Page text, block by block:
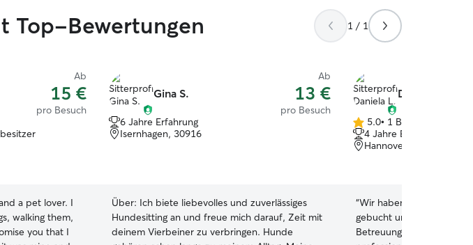
Top-Bewertungen 1 / 1
Ab
15 €
pro Besuch
a pet lover. I
walking them,
you that I
Gina S.
Ab
13 €
pro Besuch
6 Jahre Erfahrung
Isernhagen, 30916
Über: Ich biete liebevolles und zuverlässiges
Hundesitting an und freue mich darauf, Zeit mit
deinem Vierbeiner zu verbringen. Hunde
Daniela L.
5.0
von
5
5.0• 1 Bewertung
4 Jahre Erfahrung
Hannover, 30449
“Wir haben Daniela für
gebucht und sind
Betreuung war absolut